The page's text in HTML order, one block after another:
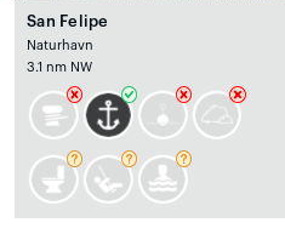
San Felipe
Naturhavn
3.1 nm NW